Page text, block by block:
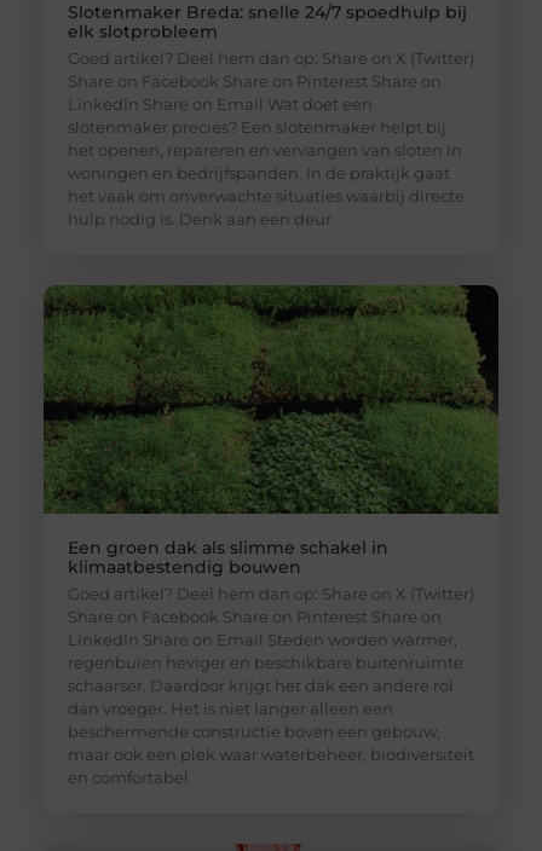
Slotenmaker Breda: snelle 24/7 spoedhulp bij
elk slotprobleem
Goed artikel? Deel hem dan op: Share on X (Twitter)
Share on Facebook Share on Pinterest Share on
LinkedIn Share on Email Wat doet een
slotenmaker precies? Een slotenmaker helpt bij
het openen, repareren en vervangen van sloten in
woningen en bedrijfspanden. In de praktijk gaat
het vaak om onverwachte situaties waarbij directe
hulp nodig is. Denk aan een deur
Een groen dak als slimme schakel in
klimaatbestendig bouwen
Goed artikel? Deel hem dan op: Share on X (Twitter)
Share on Facebook Share on Pinterest Share on
LinkedIn Share on Email Steden worden warmer,
regenbuien heviger en beschikbare buitenruimte
schaarser. Daardoor krijgt het dak een andere rol
dan vroeger. Het is niet langer alleen een
beschermende constructie boven een gebouw,
maar ook een plek waar waterbeheer, biodiversiteit
en comfortabel